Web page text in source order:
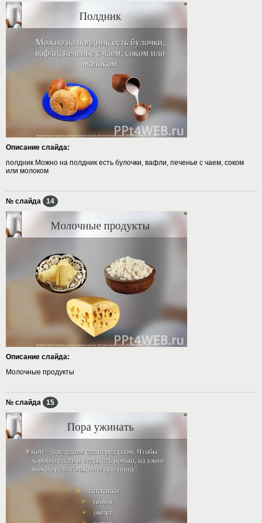
Описание слайда:
полдник Можно на полдник есть булочки, вафли, печенье с чаем, соком
или молоком
№ слайда 14
Описание слайда:
Молочные продукты
№ слайда 15